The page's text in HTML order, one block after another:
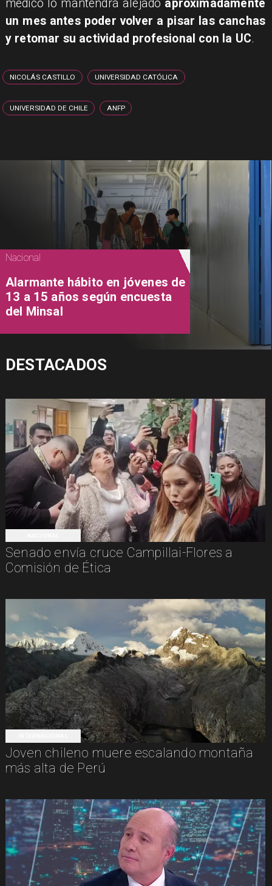
médico lo mantendrá alejado aproximadamente
un mes antes poder volver a pisar las canchas
y retomar su actividad profesional con la UC.
NICOLÁS CASTILLO UNIVERSIDAD CATÓLICA
UNIVERSIDAD DE CHILE ANFP
Senado envía cruce Campillai-Flores a
Comisión de Ética
Joven chileno muere escalando montaña
más alta de Perú
Nacional
Alarmante hábito en jóvenes de
13 a 15 años según encuesta
del Minsal
DESTACADOS